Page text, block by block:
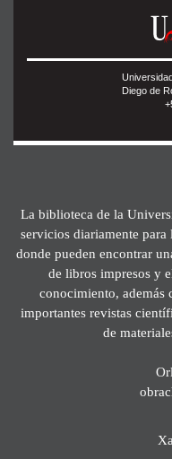
Diego de
La biblioteca de la
servicios diariamente para
donde pueden encontrar
de libros impresos y
conocimiento, además
importantes revistas
de